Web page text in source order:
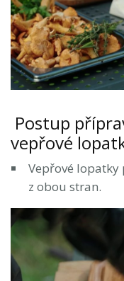
Postup
vepřové
Vepřové
z obou stran.